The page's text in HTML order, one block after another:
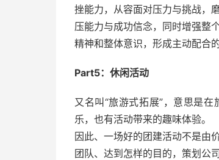
挫能力，从容面对压力与挑战，
压能力与成功信念，同时增强整
精神和整体意识，形成主动配合
Part5：休闲活动
又名叫“旅游式拓展”，意思是
乐，也有活动带来的趣味体验。
因此、一场好的团建活动不是由
团队、达到怎样的目的，策划公